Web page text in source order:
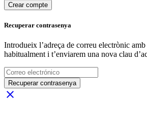
Crear compte
Recuperar contrasenya
Introdueix l’adreça de correu electrònic
habitualment i t’enviarem una nova clau
Recuperar contrasenya
close